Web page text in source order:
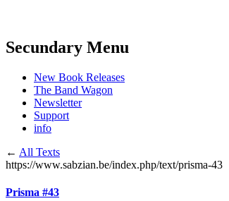
Secundary Menu
New Book Releases
The Band Wagon
Newsletter
Support
info
← All Texts
https://www.sabzian.be/index.php/text/prisma-43
Prisma #43